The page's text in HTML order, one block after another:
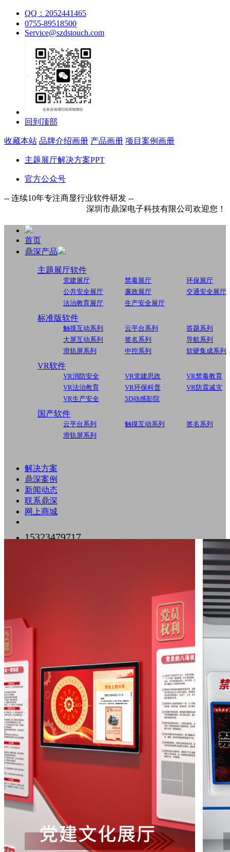
QQ：2052441465
0755-89518500
Service@szdstouch.com
回到顶部
收藏本站 品牌介绍画册 产品画册 项目案例画册
主题展厅解决方案PPT
官方公众号
-- 连续10年专注商显行业软件研发 --
市鼎深电子科技有限公司欢迎您！
首页
鼎深产品
主题展厅软件
党建展厅 禁毒展厅
环保展厅
公共安全展厅
廉政展厅
交通安全展厅
法治教育展厅
生产安全展厅
标准版软件
触摸互动系列 云平台系列
答题系列
大屏互动系列
签名系列
导航系列
滑轨屏系列
中控系列 软硬集成系列
VR软件
VR消防安全 VR党建思政
VR禁毒教育
VR法治教育
VR环保科普
VR防震减灾
VR生产安全
5D动感影院
国产软件
云平台系列 触摸互动系列
签名系列
滑轨屏系列
解决方案
鼎深案例
新闻动态
联系鼎深
网上商城
15323479717